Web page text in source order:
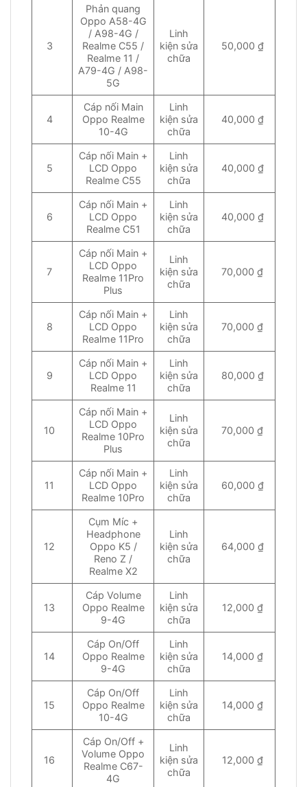
3
Phản quang
Oppo A58-4G
/ A98-4G /
Realme C55 /
Realme 11 /
A79-4G / A98-
5G
Linh
kiện sửa
chữa
50,000 ₫
4
Cáp nối Main
Oppo Realme
10-4G
Linh
kiện sửa
chữa
40,000 ₫
5
Cáp nối Main +
LCD Oppo
Realme C55
Linh
kiện sửa
chữa
40,000 ₫
6
Cáp nối Main +
LCD Oppo
Realme C51
Linh
kiện sửa
chữa
40,000 ₫
7
Cáp nối Main +
LCD Oppo
Realme 11Pro
Plus
Linh
kiện sửa
chữa
70,000 ₫
8
Cáp nối Main +
LCD Oppo
Realme 11Pro
Linh
kiện sửa
chữa
70,000 ₫
9
Cáp nối Main +
LCD Oppo
Realme 11
Linh
kiện sửa
chữa
80,000 ₫
10
Cáp nối Main +
LCD Oppo
Realme 10Pro
Plus
Linh
kiện sửa
chữa
70,000 ₫
11
Cáp nối Main +
LCD Oppo
Realme 10Pro
Linh
kiện sửa
chữa
60,000 ₫
12
Cụm Míc +
Headphone
Oppo K5 /
Reno Z /
Realme X2
Linh
kiện sửa
chữa
64,000 ₫
13
Cáp Volume
Oppo Realme
9-4G
Linh
kiện sửa
chữa
12,000 ₫
14
Cáp On/Off
Oppo Realme
9-4G
Linh
kiện sửa
chữa
14,000 ₫
15
Cáp On/Off
Oppo Realme
10-4G
Linh
kiện sửa
chữa
14,000 ₫
16
Cáp On/Off +
Volume Oppo
Realme C67-
4G
Linh
kiện sửa
chữa
12,000 ₫